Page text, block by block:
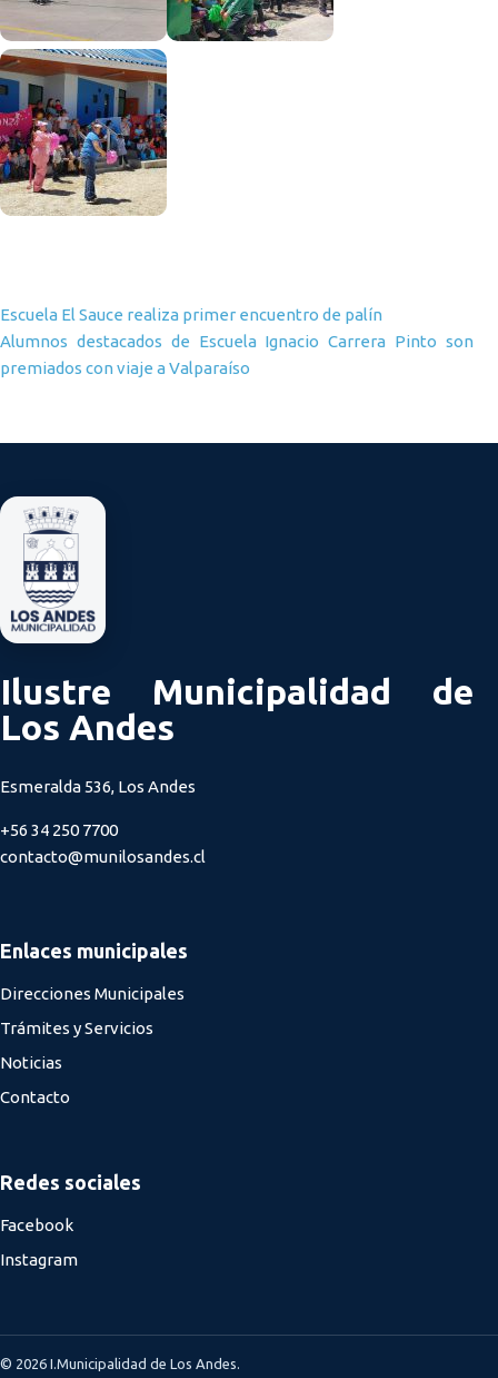
Navegación de entradas
Escuela El Sauce realiza primer encuentro de palín
Alumnos destacados de Escuela Ignacio Carrera Pinto son
premiados con viaje a Valparaíso
Ilustre Municipalidad de
Los Andes
Esmeralda 536, Los Andes
+56 34 250 7700
contacto@munilosandes.cl
Enlaces municipales
Direcciones Municipales
Trámites y Servicios
Noticias
Contacto
Redes sociales
Facebook
Instagram
© 2026 I.Municipalidad de Los Andes.